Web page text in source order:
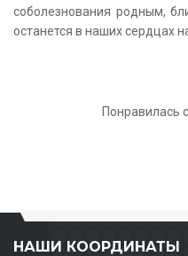
соболезнования родным,
останется в наших сердцах
Понравилась
НАШИ КООРДИНАТЫ